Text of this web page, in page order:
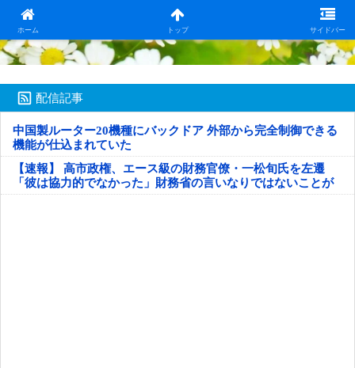
ホーム トップ サイドバー
日本第一！ニュース録
配信記事
中国製ルーター20機種にバックドア 外部から完全制御できる
機能が仕込まれていた
【速報】 高市政権、エース級の財務官僚・一松旬氏を左遷
「彼は協力的でなかった」財務省の言いなりではないことが
判明